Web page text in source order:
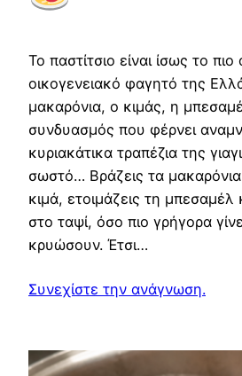
Το παστίτσιο είναι ίσως το
οικογενειακό φαγητό της
μακαρόνια, ο κιμάς, η
συνδυασμός που φέρνει
κυριακάτικα τραπέζια της
σωστό… Βράζεις τα
κιμά, ετοιμάζεις τη μπεσαμέλ
στο ταψί, όσο πιο γρήγορα
κρυώσουν. Έτσι…
Συνεχίστε την ανάγνωση.